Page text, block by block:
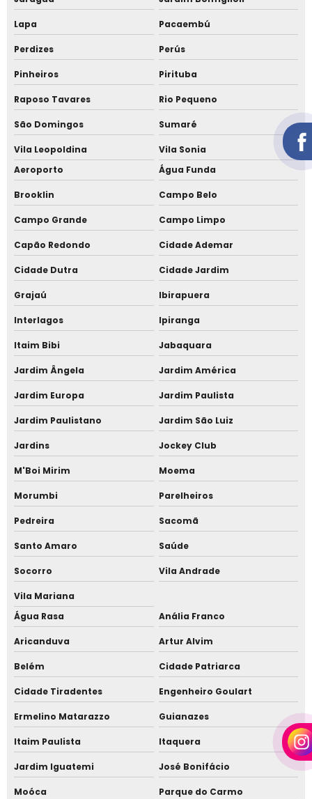
Empresa de telha sanduíche próxima a mim
Empresa de telhado para casas de luxo em Alphaville
Empresa de telhados metálicos
Empresa que instala telha sanduíche
Forro amadeirado para telhado
Instalação de cobertura para varanda
Instalação de cobertura residencial
Instalação de cobertura sem laje
Instalação de telha sanduíche
Instalação de telha sanduíche alto padrão
Instalação de telha sanduíche em Alphaville
Instalação de telha sanduíche em Barueri
Instalação de telha sanduíche em Cotia
Instalação de telhado para garagem
Telha com forro amadeirado
Telha isotérmica
Telha isotérmica em Barueri
Telha isotérmica em Alphaville
Telha metálica com aparência de madeira
Telha que imita madeira preço
Telha sanduiche acabamento madeira
Telha sanduiche com acabamento amadeirado
Telha sanduiche com forro
Telha sanduiche com forro de madeira
Telha sanduiche com madeira
Lapa Pacaembú
Perdizes Perús
Pinheiros Pirituba
Raposo Tavares Rio Pequeno
São Domingos Sumaré
Vila Leopoldina
Vila Sonia
Aeroporto
Água Funda
Brooklin Campo Belo
Campo Grande Campo Limpo
Capão Redondo Cidade Ademar
Cidade Dutra Cidade Jardim
Grajaú Ibirapuera
Interlagos Ipiranga
Itaim Bibi Jabaquara
Jardim Ângela Jardim América
Jardim Europa Jardim Paulista
Jardim Paulistano Jardim São Luiz
Jardins Jockey Club
M'Boi Mirim Moema
Morumbi Parelheiros
Pedreira Sacomã
Santo Amaro Saúde
Socorro Vila Andrade
Vila Mariana
Água Rasa
Anália Franco
Aricanduva Artur Alvim
Belém Cidade Patriarca
Cidade Tiradentes Engenheiro Goulart
Ermelino Matarazzo Guianazes
Itaim Paulista Itaquera
Jardim Iguatemi José Bonifácio
Moóca Parque do Carmo